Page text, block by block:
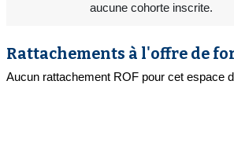
aucune cohorte inscrite.
Rattachements à l'offre de
Aucun rattachement ROF pour cet espace